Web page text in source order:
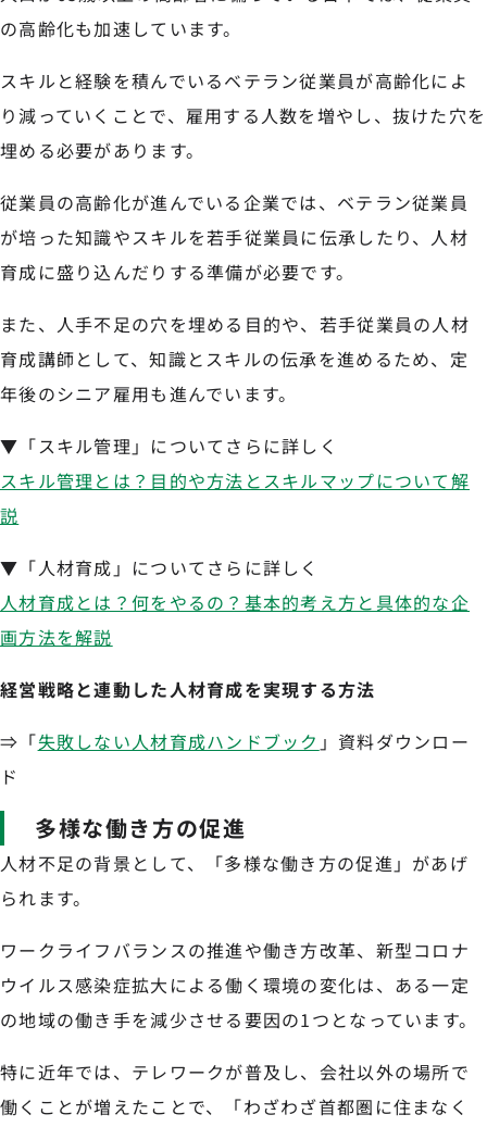
の高齢化も加速しています。
スキルと経験を積んでいるベテラン従業員が高齢化によ
り減っていくことで、雇用する人数を増やし、抜けた穴を
埋める必要があります。
従業員の高齢化が進んでいる企業では、ベテラン従業員
が培った知識やスキルを若手従業員に伝承したり、人材
育成に盛り込んだりする準備が必要です。
また、人手不足の穴を埋める目的や、若手従業員の人材
育成講師として、知識とスキルの伝承を進めるため、定
年後のシニア雇用も進んでいます。
▼「スキル管理」についてさらに詳しく
スキル管理とは？目的や方法とスキルマップについて解
説
▼「人材育成」についてさらに詳しく
人材育成とは？何をやるの？基本的考え方と具体的な企
画方法を解説
経営戦略と連動した人材育成を実現する方法
⇒「失敗しない人材育成ハンドブック 」資料ダウンロー
ド
多様な働き方の促進
人材不足の背景として、「多様な働き方の促進」があげ
られます。
ワークライフバランスの推進や働き方改革、新型コロナ
ウイルス感染症拡大による働く環境の変化は、ある一定
の地域の働き手を減少させる要因の1つとなっています。
特に近年では、テレワークが普及し、会社以外の場所で
働くことが増えたことで、「わざわざ首都圏に住まなく